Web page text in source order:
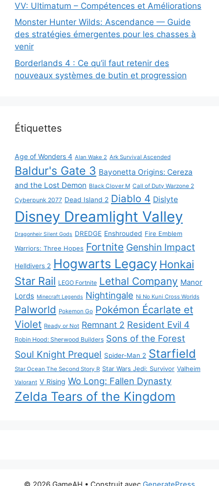
VV: Ultimatum – Compétences et Améliorations
Monster Hunter Wilds: Ascendance — Guide
des stratégies émergentes pour les chasses à
venir
Borderlands 4 : Ce qu’il faut retenir des
nouveaux systèmes de butin et progression
Étiquettes
Age of Wonders 4 Alan Wake 2 Ark Survival Ascended
Baldur's Gate 3 Bayonetta Origins: Cereza
and the Lost Demon Black Clover M Call of Duty Warzone 2
Cyberpunk 2077 Dead Island 2 Diablo 4 Dislyte
Disney Dreamlight Valley
Dragonheir Silent Gods DREDGE Enshrouded Fire Emblem
Warriors: Three Hopes Fortnite Genshin Impact
Helldivers 2 Hogwarts Legacy Honkai
Star Rail LEGO Fortnite Lethal Company Manor
Lords Minecraft Legends Nightingale Ni No Kuni Cross Worlds
Palworld Pokemon Go Pokémon Écarlate et
Violet Ready or Not Remnant 2 Resident Evil 4
Robin Hood: Sherwood Builders Sons of the Forest
Soul Knight Prequel Spider-Man 2 Starfield
Star Ocean The Second Story R Star Wars Jedi: Survivor Valheim
Valorant V Rising Wo Long: Fallen Dynasty
Zelda Tears of the Kingdom